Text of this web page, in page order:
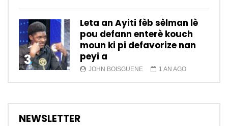
3
Leta an Ayiti fèb sèlman lè
pou defann enterè kouch
moun ki pi defavorize nan
peyi a
JOHN BOISGUENE 1 AN AGO
NEWSLETTER